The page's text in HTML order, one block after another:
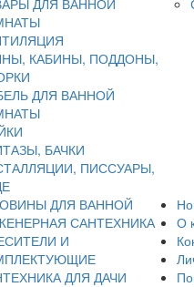
ДЛЯ ВАННОЙ
КАБИНЫ, ПОДДОНЫ,
ДЛЯ ВАННОЙ
БАЧКИ
ПИССУАРЫ,
ДЛЯ ВАННОЙ
САНТЕХНИКА
И
ДЛЯ ДАЧИ
О